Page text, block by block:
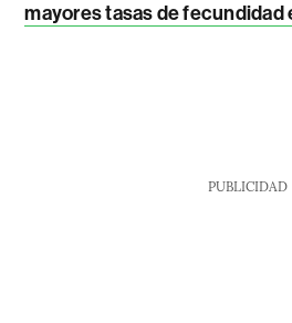
mayores tasas de fecundidad
PUBLICIDAD